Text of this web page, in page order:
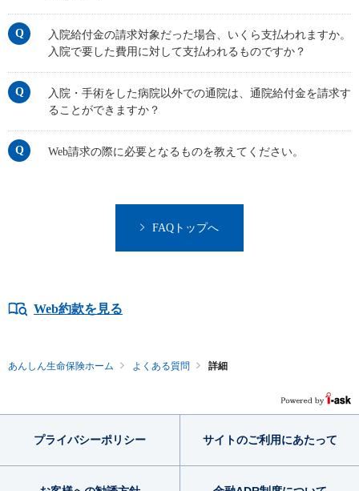
入院給付金の請求対象だった場合、いくら支払われますか。
入院で要した費用に対して支払われるものですか？
入院・手術をした病院以外での通院は、通院給付金を請求す
ることができますか？
Web請求の際に必要となるものを教えてください。
FAQトップへ
Web約款を見る
あんしん生命保険ホーム よくある質問 詳細
プライバシーポリシー サイトのご利用にあたって